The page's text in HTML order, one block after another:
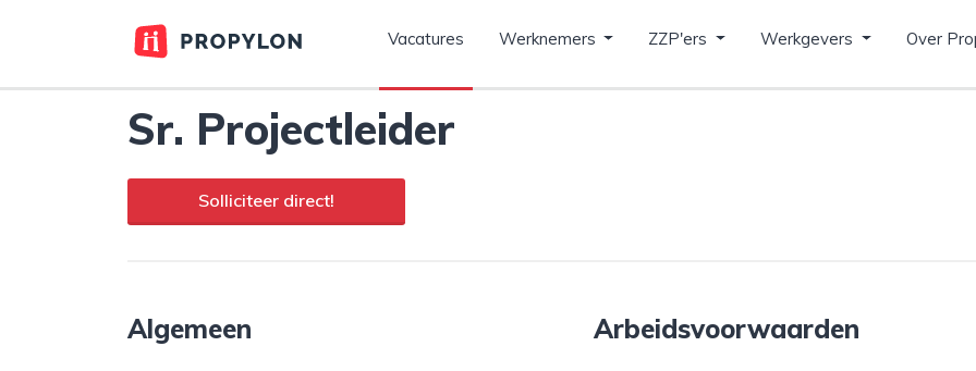
Vacatures Werknemers ZZP'ers Werkgevers Over
Sr. Projectleider
Solliciteer direct!
Algemeen Arbeidsvoorwaarden